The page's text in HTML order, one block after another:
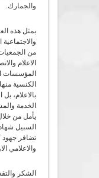
والجمارك.
بمثل هذه
من
الاعلام
المؤسسات
الكنسية
بالاعلام،
الخدمة
يأمل من
السبيل
تضافر جهود
والاعلامي
الشكر